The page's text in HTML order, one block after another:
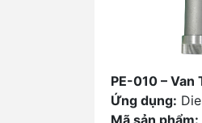
PE-010 –
Ứng dụng: